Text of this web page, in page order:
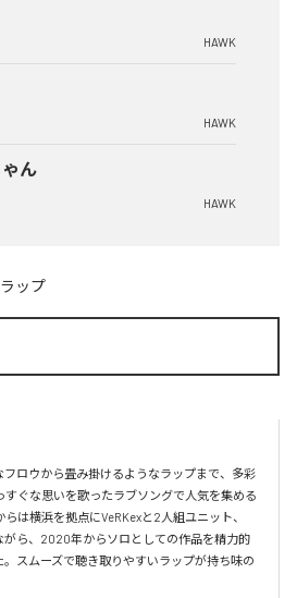
HAWK
HAWK
ん
HAWK
ップ
ロウから畳み掛けるようなラップまで、多彩
すぐな思いを歌ったラブソングで人気を集める
は横浜を拠点にVeRKexと2人組ユニット、
がら、2020年からソロとしての作品を精力的
スムーズで聴き取りやすいラップが持ち味の